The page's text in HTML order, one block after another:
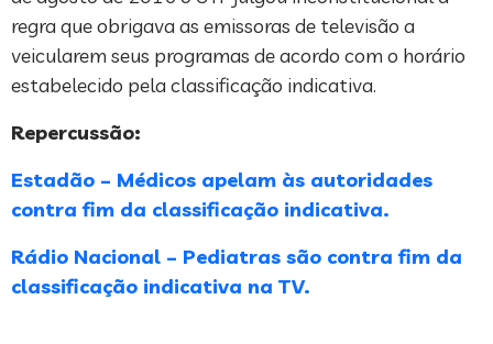
regra que obrigava as emissoras de televisão a
veicularem seus programas de acordo com o horário
estabelecido pela classificação indicativa.
Repercussão:
Estadão – Médicos apelam às autoridades
contra fim da classificação indicativa.
Rádio Nacional – Pediatras são contra fim da
classificação indicativa na TV.